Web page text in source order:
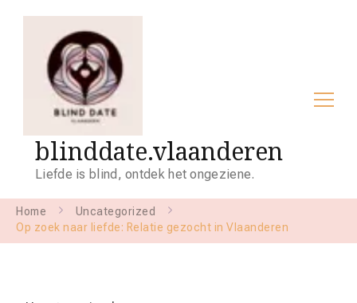
blinddate.vlaanderen
Liefde is blind, ontdek het ongeziene.
Home
Uncategorized
Op zoek naar liefde: Relatie gezocht in Vlaanderen